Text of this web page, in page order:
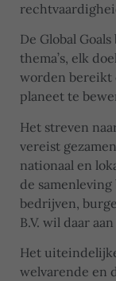
De Global
thema’s, elk
worden bereikt
planeet te
Het streven
vereist
nationaal en
de
bedrijven,
B.V. wil daar
Het
welvarende en